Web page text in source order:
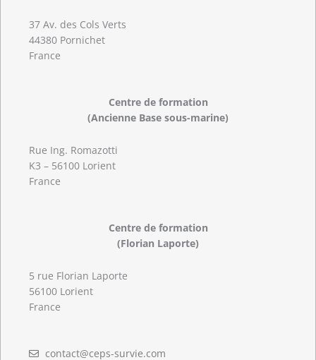
37 Av. des Cols Verts
44380 Pornichet
France
Centre de formation
(Ancienne Base sous-marine)
Rue Ing. Romazotti
K3 – 56100 Lorient
France
Centre de formation
(Florian Laporte)
5 rue Florian Laporte
56100 Lorient
France
contact@ceps-survie.com